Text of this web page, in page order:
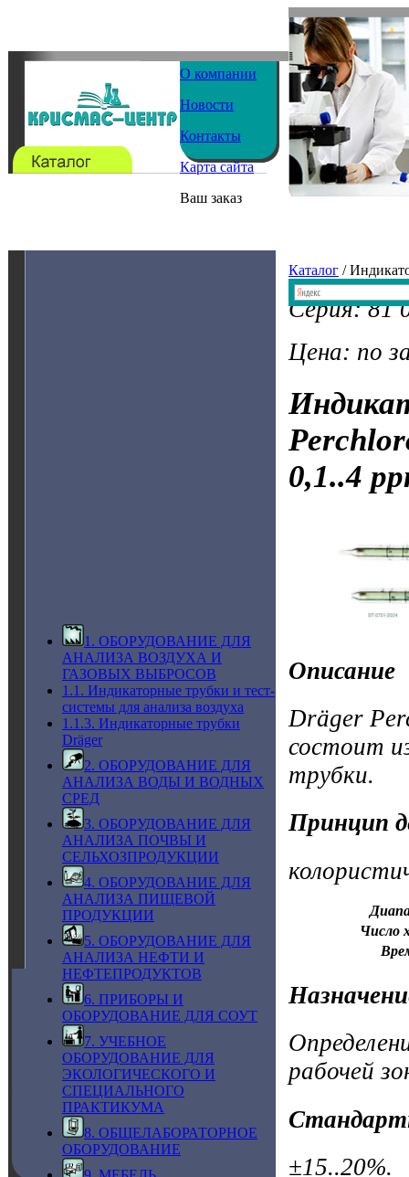
О компании
Новости
Контакты
Карта сайта
Ваш заказ
1. ОБОРУДОВАНИЕ ДЛЯ
АНАЛИЗА ВОЗДУХА И
ГАЗОВЫХ ВЫБРОСОВ
1.1. Индикаторные трубки и тест-
системы для анализа воздуха
1.1.3. Индикаторные трубки
Dräger
2. ОБОРУДОВАНИЕ ДЛЯ
АНАЛИЗА ВОДЫ И ВОДНЫХ
СРЕД
3. ОБОРУДОВАНИЕ ДЛЯ
АНАЛИЗА ПОЧВЫ И
СЕЛЬХОЗПРОДУКЦИИ
4. ОБОРУДОВАНИЕ ДЛЯ
АНАЛИЗА ПИЩЕВОЙ
ПРОДУКЦИИ
5. ОБОРУДОВАНИЕ ДЛЯ
АНАЛИЗА НЕФТИ И
НЕФТЕПРОДУКТОВ
6. ПРИБОРЫ И
ОБОРУДОВАНИЕ ДЛЯ СОУТ
7. УЧЕБНОЕ
ОБОРУДОВАНИЕ ДЛЯ
ЭКОЛОГИЧЕСКОГО И
СПЕЦИАЛЬНОГО
ПРАКТИКУМА
8. ОБЩЕЛАБОРАТОРНОЕ
ОБОРУДОВАНИЕ
Каталог /
Серия: 81
Цена: по
0,1..4
Описание
Dräger
состоит
трубки.
Принцип
Число
рабочей
±15..20%.